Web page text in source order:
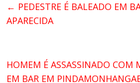
← PEDESTRE É BALEADO EM
APARECIDA
HOMEM É ASSASSINADO COM
EM BAR EM